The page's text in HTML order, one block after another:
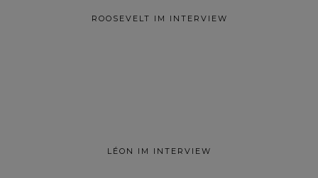
ROOSEVELT IM INTERVIEW
LÉON IM INTERVIEW